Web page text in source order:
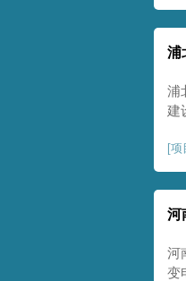
地
浦
浦
建
无
[项
河
河
变